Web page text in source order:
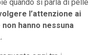
quando si parla di pelle
l’attenzione ai
hanno nessuna